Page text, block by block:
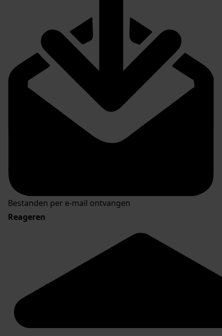
Bestanden per e-mail ontvangen
Reageren